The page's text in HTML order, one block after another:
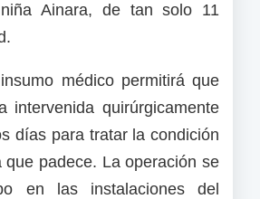
Ainara, de tan solo 11
médico permitirá que
intervenida quirúrgicamente
días para tratar la condición
que padece. La operación se
en las instalaciones del